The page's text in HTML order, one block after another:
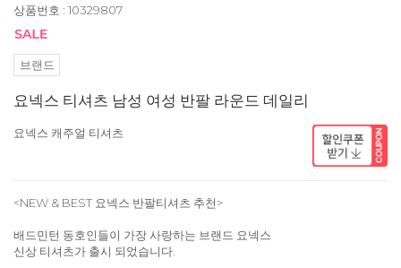
상품번호 : 10329807
브랜드
요넥스 티셔츠 남성 여성 반팔 라운드 데일리
요넥스 캐주얼 티셔츠
<NEW & BEST 요넥스 반팔티셔츠 추천>
배드민턴 동호인들이 가장 사랑하는 브랜드 요넥스
신상 티셔츠가 출시 되었습니다.